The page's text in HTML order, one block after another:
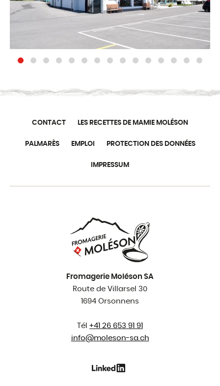
Fromagerie Moléson SA
Route de Villarsel 30
1694 Orsonnens
Tél +41 26 653 91 91
info@moleson-sa.ch
CONTACT LES RECETTES DE MAMIE MOLÉSON
PALMARÈS EMPLOI PROTECTION DES DONNÉES
IMPRESSUM